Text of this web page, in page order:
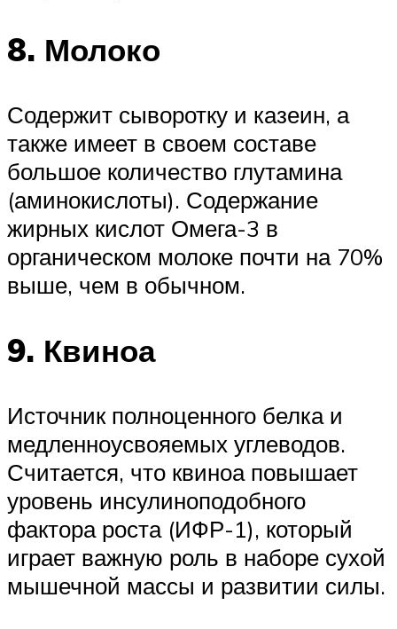
8. Молоко
Содержит сыворотку и казеин, а
также имеет в своем составе
большое количество глутамина
(аминокислоты). Содержание
жирных кислот Омега-3 в
органическом молоке почти на 70%
выше, чем в обычном.
9. Квиноа
Источник полноценного белка и
медленноусвояемых углеводов.
Считается, что квиноа повышает
уровень инсулиноподобного
фактора роста (ИФР-1), который
играет важную роль в наборе сухой
мышечной массы и развитии силы.